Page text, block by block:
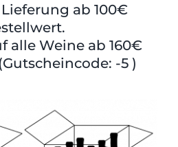
Brennerei
Tabak
Shop
ab 100€
alle Weine ab 160€
-5 )